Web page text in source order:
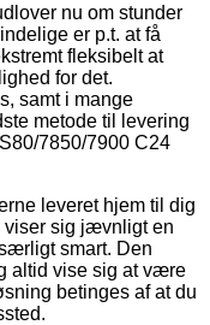
nu om stunder
er p.t. at få
fleksibelt at
for det.
samt i mange
metode til levering
7850/7900 C24
leveret hjem til dig
viser sig jævnligt en
smart. Den
altid vise sig at være
betinges af at du